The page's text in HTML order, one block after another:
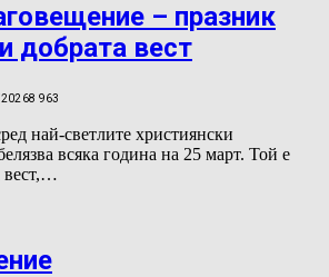
– празник
добрата вест
8 963
най-светлите християнски
всяка година на 25 март. Той е
вест,…